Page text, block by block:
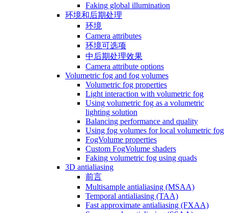
Faking global illumination
环境和后期处理
环境
Camera attributes
环境可选项
中后期处理效果
Camera attribute options
Volumetric fog and fog volumes
Volumetric fog properties
Light interaction with volumetric fog
Using volumetric fog as a volumetric
lighting solution
Balancing performance and quality
Using fog volumes for local volumetric fog
FogVolume properties
Custom FogVolume shaders
Faking volumetric fog using quads
3D antialiasing
前言
Multisample antialiasing (MSAA)
Temporal antialiasing (TAA)
Fast approximate antialiasing (FXAA)